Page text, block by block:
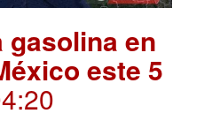
gasolina en
este 5